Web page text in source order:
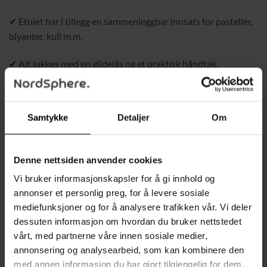
Samtykke Detaljer Om
Denne nettsiden anvender cookies
Vi bruker informasjonskapsler for å gi innhold og
annonser et personlig preg, for å levere sosiale
mediefunksjoner og for å analysere trafikken vår. Vi deler
dessuten informasjon om hvordan du bruker nettstedet
vårt, med partnerne våre innen sosiale medier,
annonsering og analysearbeid, som kan kombinere den
med annen informasjon du har gjort tilgjengelig for dem,
✔ Etuiet har i tillegg en sammenleggbar innsats for pasteller,
blyanter, kull m.m.
✔ Alt lukkes med en glidelås og et praktisk håndtak.
✔ UNIVERSELL BRUK – settet passer både yngre og eldre
✔ Det er perfekt til hjemmebruk, men kan også brukes i
barnehager.
✔ 74 DELER – settet tilbyr et stort utvalg av tilbehør for
skissering, tegning og maling.
✔ Her finnes blyanter i ulike hardheter, fargeblyanter,
pasteller, kull og mange andre nyttige verktøy for kreativt
arbeid.